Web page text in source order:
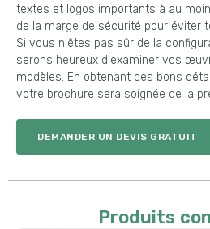
textes et logos importants à au
de la marge de sécurité pour éviter
Si vous n'êtes pas sûr de la
serons heureux d'examiner vos
modèles. En obtenant ces bons
votre brochure sera soignée de la
DEMANDER UN DEVIS GRATUIT
Produits